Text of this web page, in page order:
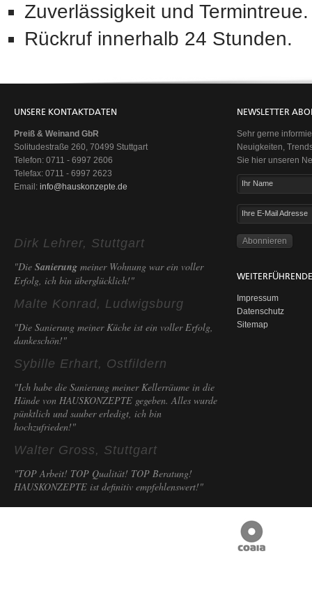
Zuverlässigkeit und Termintreue.
Rückruf innerhalb 24 Stunden.
UNSERE KONTAKTDATEN
Preiß & Weinand GbR
Solitudestraße 260, 70499 Stuttgart
Telefon: 0711 - 6997 2606
Telefax: 0711 - 6997 2623
Email: info@hauskonzepte.de
Dirk Lehrer, Stuttgart
"Die Sanierung meiner Wohnung war ein voller
Erfolg, ich bin überglücklich!"
Malte Konrad, Ludwigsburg
"Die Sanierung meiner Küche ist ein voller Erfolg,
dankeschön!"
Sybille Erhart, Ostfildern
"Ich habe die Sanierung meiner Kellerräume in die
Hände von HAUSKONZEPTE gegeben. Alles wurde
pünktlich und sauber erledigt, ich bin
hochzufrieden!"
Walter Gross, Stuttgart
"TOP Arbeit! TOP Qualität! TOP Beratung!
HAUSKONZEPTE ist definitiv empfehlenswert!"
NEWSLETTER
Sehr gerne
Neuigkeiten,
Sie hier unseren
Ihr Name
Ihre E-Mail Adresse
Impressum
Datenschutz
Sitemap